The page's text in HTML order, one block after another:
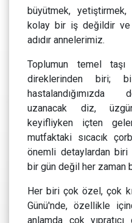
büyütmek,
kolay bir iş değildir ve
adıdır annelerimiz.
Toplumun temel
direklerinden biri;
hastalandığımızda
uzanacak diz,
keyifliyken içten
mutfaktaki sıcacık
önemli detaylardan biri
bir gün değil her zaman
Her biri çok özel, çok
Günü'nde, özellikle
anlamda çok